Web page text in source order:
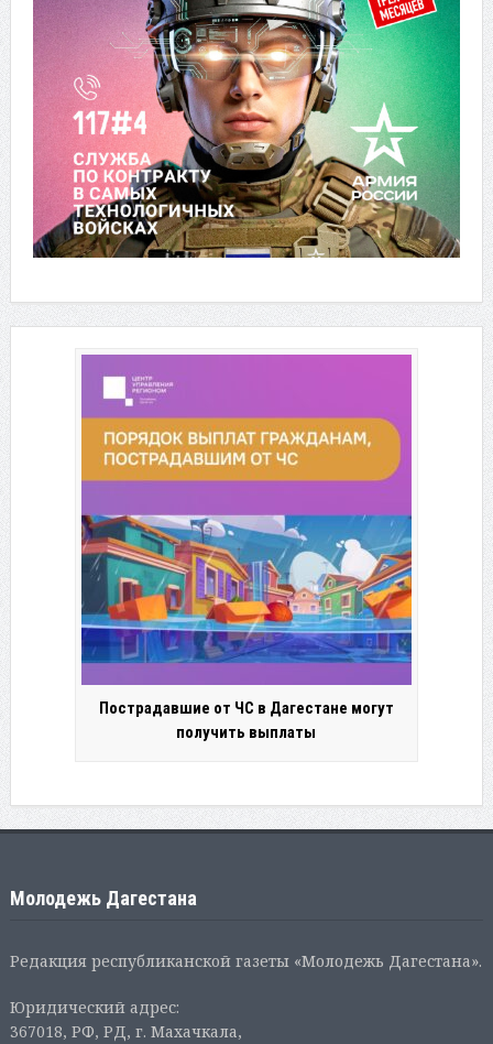
Пострадавшие от ЧС в Дагестане могут
получить выплаты
Молодежь Дагестана
Редакция республиканской газеты «Молодежь Дагестана».
Юридический адрес:
367018, РФ, РД, г. Махачкала,